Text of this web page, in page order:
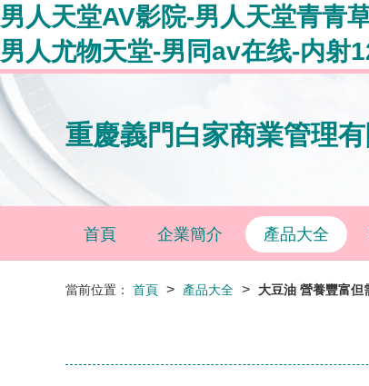
男人天堂AV影院-男人天堂青青
男人尤物天堂-男同av在线-内射
重慶義門白家商業管理有
首頁 企業簡介 產品大全
當前位置： 首頁 > 產品大全 > 大豆油 營養豐富但